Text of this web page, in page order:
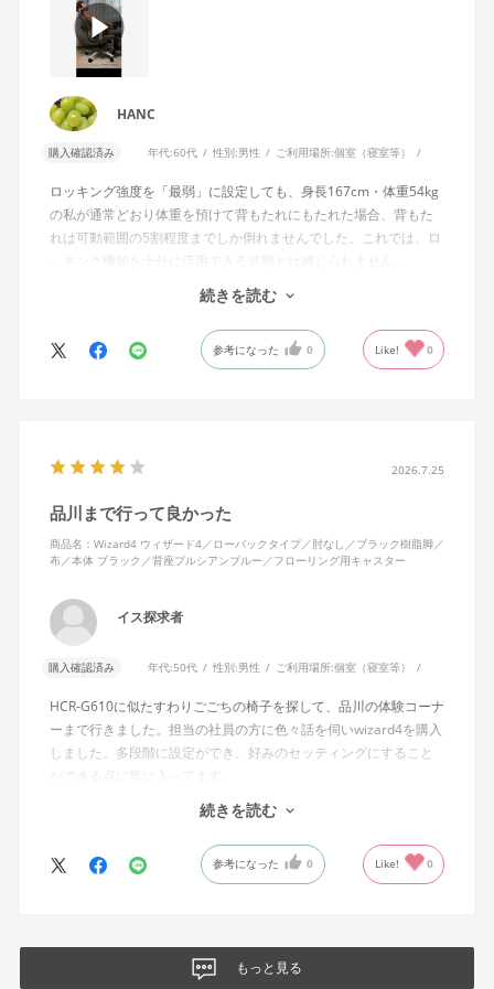
HANC
購入確認済み 年代:60代 性別:男性 ご利用場所:個室（寝室等）
ロッキング強度を「最弱」に設定しても、身長167cm・体重54kg
の私が通常どおり体重を預けて背もたれにもたれた場合、背もた
れは可動範囲の5割程度までしか倒れませんでした。これでは、ロ
ッキング機能を十分に活用できる状態とは感じられません。
私は勤務先で約11年間、同シリーズのWizard2を使用していま
す。Wizard2にもロッキング強度調整機能が備わっており、最弱に
設定した場合は、通常どおり体重を預けることで背もたれは可動
含めれば私より体重の軽い利用者は数多くいると思われるため、
あれば、ロッキング機能としてどのような使用感を想定している
のか疑問に感じています。
角度でもバランスをとりやすい反力特性に自動調整する機能」と
説明されています。しかし、この機能と、最弱設定でも背もたれ
説明を読んでも理解できませんでした。
問い合わせに対しては、「オートフィットシンクロロッキングの
反力特性を自動調整する機能が働いているため」「Wizard2とは機
構が異なるため、同じ挙動にはならない」との回答をいただきま
強度調整との関係や、最弱設定であっても大きな反力が残る理由
製品自体に不具合があるとは考えていませんが、少なくとも私の
ングの特性や体重による使用感の違いが、より分かりやすく案内
されることを期待します。
続きを読む
参考になった 0 Like! 0
2026.7.25
品川まで行って良かった
商品名：Wizard4 ウィザード4／ローバックタイプ／肘なし／ブラック樹脂脚／
布／本体 ブラック／背座プルシアンブルー／フローリング用キャスター
イス探求者
購入確認済み 年代:50代 性別:男性 ご利用場所:個室（寝室等）
HCR-G610に似たすわりごごちの椅子を探して、品川の体験コーナ
ーまで行きました。担当の社員の方に色々話を伺いwizard4を購入
しました。多段階に設定ができ、好みのセッティングにすること
ができる点に気に入ってます。
しいて言えば、座面がもう少し硬めが好みに近かったなと思いま
す。座面の硬さまで調節出来る機能が有れば完璧だと思います。
続きを読む
参考になった 0 Like! 0
もっと見る